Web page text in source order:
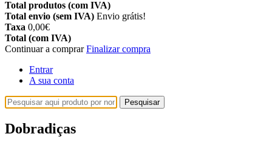
Total produtos (com IVA)
Total envio (sem IVA) Envio grátis!
Taxa 0,00€
Total (com IVA)
Continuar a comprarFinalizar compra
Entrar
A sua conta
Pesquisar
Dobradiças